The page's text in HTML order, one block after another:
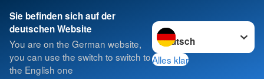
Sie befinden sich auf der
deutschen Website
You are on the German website,
you can use the switch to switch to
the English one
Sprache wechseln zu
Alles klar